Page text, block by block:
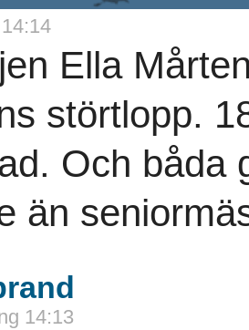
Ella
störtlopp.
Och båda
än
14:13